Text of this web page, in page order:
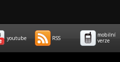
youtube RSS
mobilní
verze